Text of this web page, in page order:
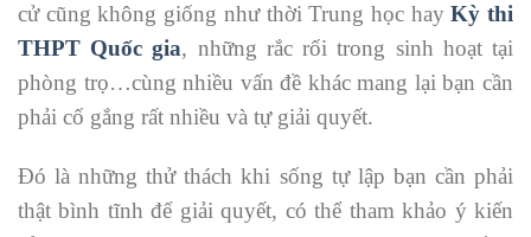
cử cũng không giống như thời Trung học hayKỳ thi
THPT Quốc gia, những rắc rối trong sinh hoạt tại
phòng trọ…cùng nhiều vấn đề khác mang lại bạn cần
phải cố gắng rất nhiều và tự giải quyết.
Đó là những thử thách khi sống tự lập bạn cần phải
thật bình tĩnh để giải quyết, có thể tham khảo ý kiến